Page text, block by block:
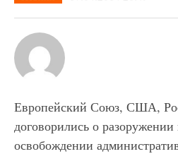
Европейский Союз, США,
договорились о
освобождении